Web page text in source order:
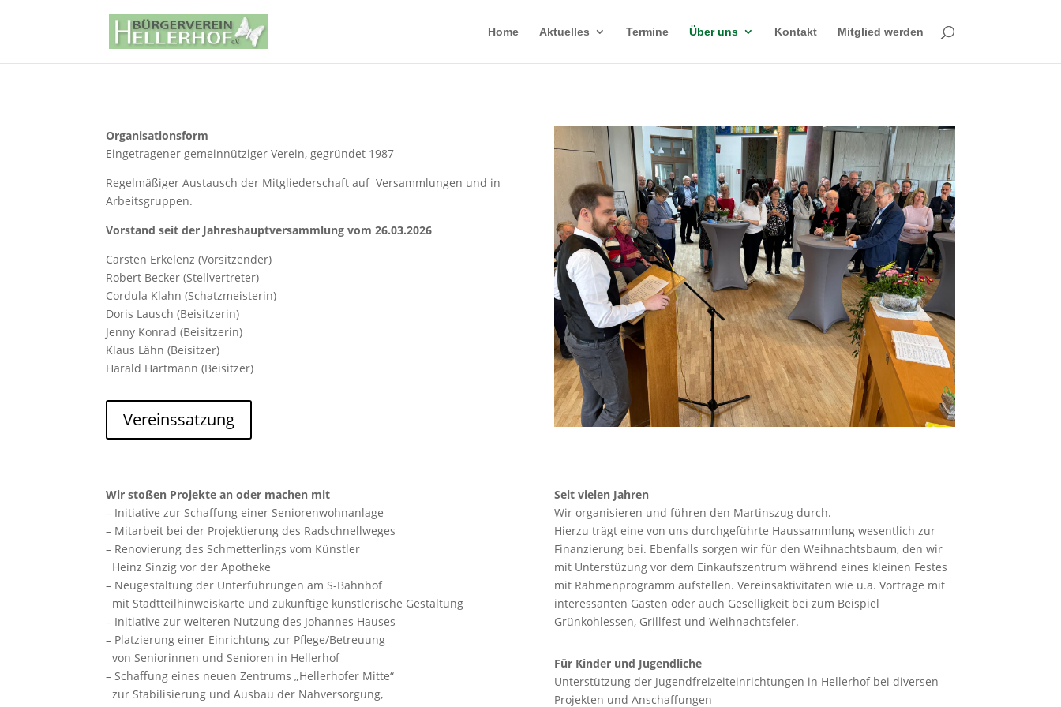
Home Aktuelles Termine Über uns Kontakt Mitglied werden
Organisationsform
Eingetragener gemeinnütziger Verein, gegründet 1987
Regelmäßiger Austausch der Mitgliederschaft auf Versammlungen und in
Arbeitsgruppen.
Vorstand seit der Jahreshauptversammlung vom 26.03.2026
Carsten Erkelenz (Vorsitzender)
Robert Becker (Stellvertreter)
Cordula Klahn (Schatzmeisterin)
Doris Lausch (Beisitzerin)
Jenny Konrad (Beisitzerin)
Klaus Lähn (Beisitzer)
Harald Hartmann (Beisitzer)
Vereinssatzung
Wir stoßen Projekte an oder machen mit
– Initiative zur Schaffung einer Seniorenwohnanlage
– Mitarbeit bei der Projektierung des Radschnellweges
– Renovierung des Schmetterlings vom Künstler
Heinz Sinzig vor der Apotheke
– Neugestaltung der Unterführungen am S-Bahnhof
mit Stadtteilhinweiskarte und zukünftige künstlerische Gestaltung
– Initiative zur weiteren Nutzung des Johannes Hauses
– Platzierung einer Einrichtung zur Pflege/Betreuung
von Seniorinnen und Senioren in Hellerhof
– Schaffung eines neuen Zentrums „Hellerhofer Mitte“
zur Stabilisierung und Ausbau der Nahversorgung,
Seit vielen Jahren
Wir organisieren und führen den Martinszug durch.
Hierzu trägt eine von uns durchgeführte Haussammlung wesentlich zur
Finanzierung bei. Ebenfalls sorgen wir für den Weihnachtsbaum, den wir
mit Unterstüzung vor dem Einkaufszentrum während eines kleinen Festes
mit Rahmenprogramm aufstellen. Vereinsaktivitäten wie u.a. Vorträge mit
interessanten Gästen oder auch Geselligkeit bei zum Beispiel
Grünkohlessen, Grillfest und Weihnachtsfeier.
Für Kinder und Jugendliche
Unterstützung der Jugendfreizeiteinrichtungen in Hellerhof bei diversen
Projekten und Anschaffungen